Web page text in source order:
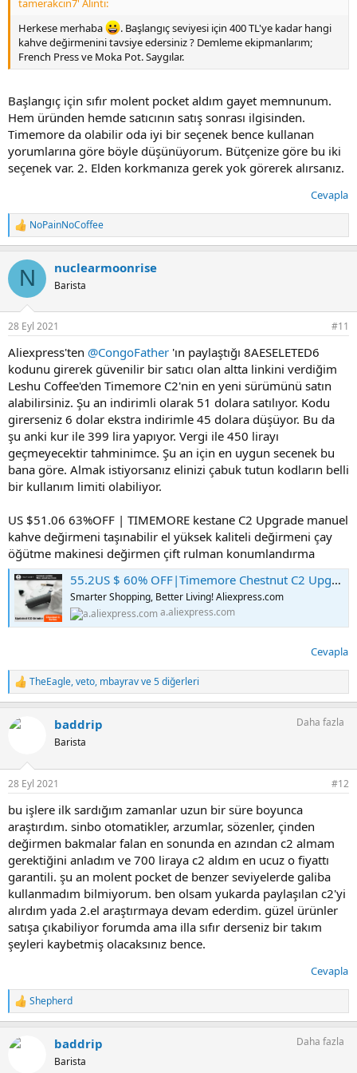
tamerakcin7' Alıntı:
Herkese merhaba
. Başlangıç seviyesi için 400 TL'ye kadar hangi
kahve değirmenini tavsiye edersiniz ? Demleme ekipmanlarım;
French Press ve Moka Pot. Saygılar.
Başlangıç için sıfır molent pocket aldım gayet memnunum.
Hem üründen hemde satıcının satış sonrası ilgisinden.
Timemore da olabilir oda iyi bir seçenek bence kullanan
yorumlarına göre böyle düşünüyorum. Bütçenize göre bu iki
seçenek var. 2. Elden korkmanıza gerek yok görerek alırsanız.
Cevapla
T
e
k
l
:
NoPainNoCoffee
N nuclearmoonrise
Barista
28 Eyl 2021 #11
Aliexpress'ten @CongoFather 'ın paylaştığı 8AESELETED6
kodunu girerek güvenilir bir satıcı olan altta linkini verdiğim
Leshu Coffee'den Timemore C2'nin en yeni sürümünü satın
alabilirsiniz. Şu an indirimli olarak 51 dolara satılıyor. Kodu
girerseniz 6 dolar ekstra indirimle 45 dolara düşüyor. Bu da
şu anki kur ile 399 lira yapıyor. Vergi ile 450 lirayı
geçmeyecektir tahminimce. Şu an için en uygun secenek bu
bana göre. Almak istiyorsanız elinizi çabuk tutun kodların belli
bir kullanım limiti olabiliyor.
US $51.06 63%OFF | TIMEMORE kestane C2 Upgrade manuel
kahve değirmeni taşınabilir el yüksek kaliteli değirmeni çay
öğütme makinesi değirmen çift rulman konumlandırma
55.2US $ 60% OFF|Timemore Chestnut C2 Upgrade Manual Coffee Grinder Portable High Quality Hand Grinder Mill With Double Bearing Positioning - Manual Coffee Grinders - AliExpress
Smarter Shopping, Better Living! Aliexpress.com
a.aliexpress.com
Cevapla
T
e
k
:
TheEagle,veto, mbayravve 5 diğerleri
baddrip
Barista
Daha fazla
28 Eyl 2021 #12
bu işlere ilk sardığım zamanlar uzun bir süre boyunca
araştırdım. sinbo otomatikler, arzumlar, sözenler, çinden
değirmen bakmalar falan en sonunda en azından c2 almam
gerektiğini anladım ve 700 liraya c2 aldım en ucuz o fiyattı
garantili. şu an molent pocket de benzer seviyelerde galiba
kullanmadım bilmiyorum. ben olsam yukarda paylaşılan c2'yi
alırdım yada 2.el araştırmaya devam ederdim. güzel ürünler
satışa çıkabiliyor forumda ama illa sıfır derseniz bir takım
şeyleri kaybetmiş olacaksınız bence.
Cevapla
T
e
k
Shepherd
baddrip
Barista
Daha fazla